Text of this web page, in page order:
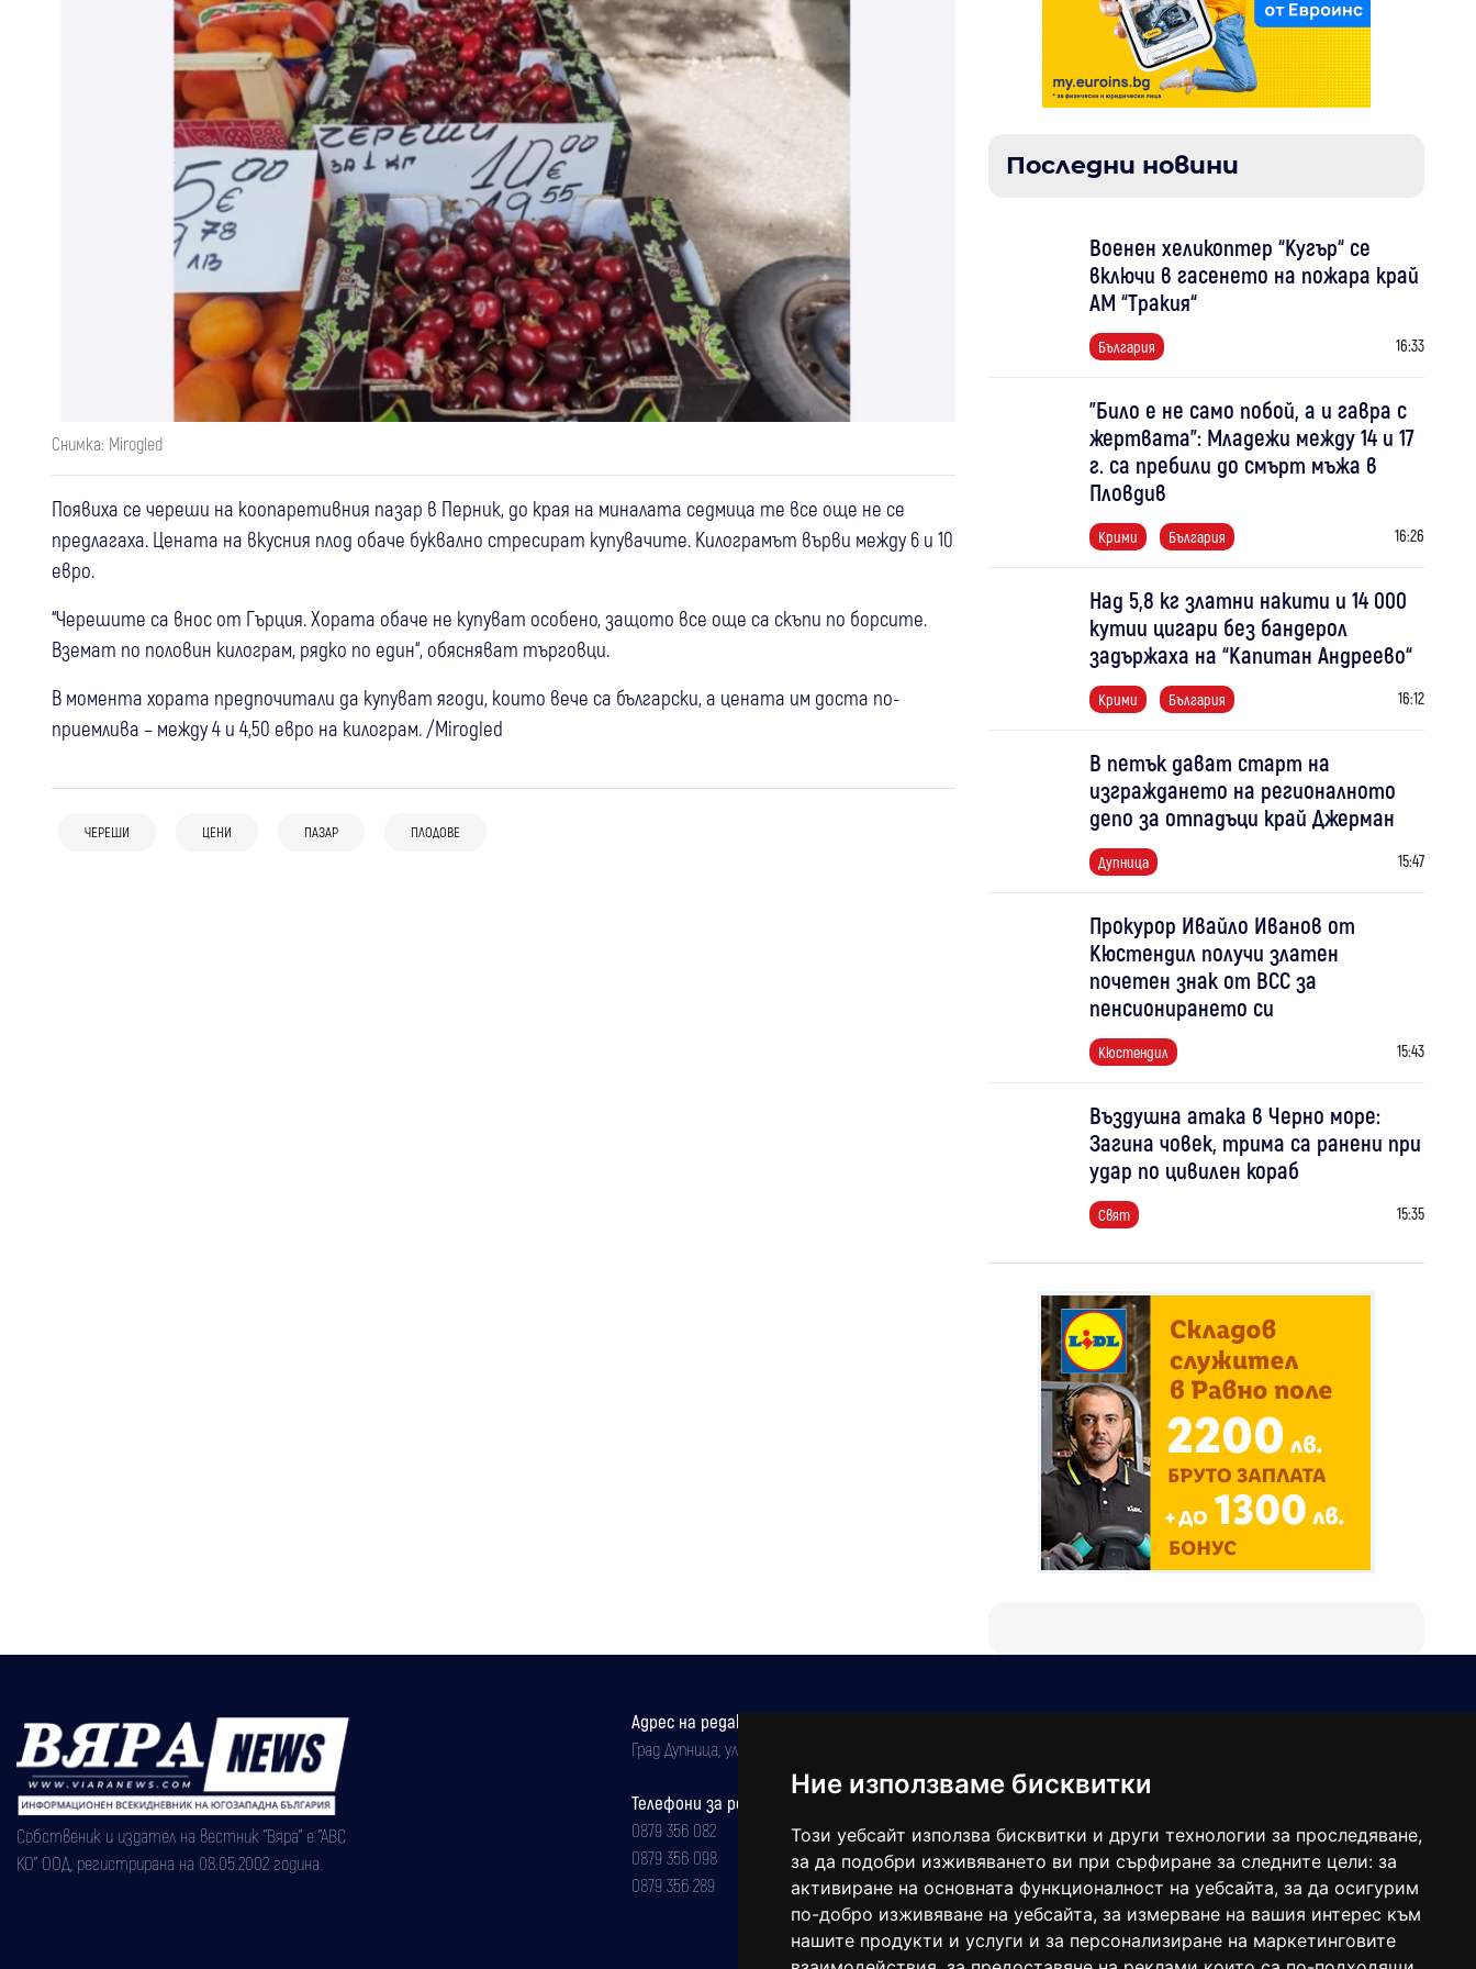
Ние използваме бисквитки
Този уебсайт използва бисквитки и други технологии за проследяване,
за да подобри изживяването ви при сърфиране за следните цели: за
активиране на основната функционалност на уебсайта, за да осигурим
по-добро изживяване на уебсайта, за измерване на вашия интерес към
нашите продукти и услуги и за персонализиране на маркетинговите
Снимка: Mirogled
Появиха се череши на коопаретивния пазар в Перник, до края на миналата седмица те все още не се
предлагаха. Цената на вкусния плод обаче буквално стресират купувачите. Килограмът върви между 6 и 10
евро.
“Черешите са внос от Гърция. Хората обаче не купуват особено, защото все още са скъпи по борсите.
Вземат по половин килограм, рядко по един“, обясняват търговци.
В момента хората предпочитали да купуват ягоди, които вече са български, а цената им доста по-
приемлива – между 4 и 4,50 евро на килограм. /Mirogled
ЧЕРЕШИ ЦЕНИ ПАЗАР ПЛОДОВЕ
Започват масови проверки за вноса на
Турция и Северна Македония
България 01 авг
минималната заплата и стажа: Над
С 30% нагоре: Годишната винетка
1,5 млн. работещи българи изнемогват
Последни новини
Военен хеликоптер “Кугър“ се
включи в гасенето на пожара край
АМ “Тракия“
България 16:33
"Било е не само побой, а и гавра с
жертвата": Младежи между 14 и 17
г. са пребили до смърт мъжа в
Пловдив
Крими България 16:26
Над 5,8 кг златни накити и 14 000
кутии цигари без бандерол
задържаха на “Капитан Андреево“
Крими България 16:12
В петък дават старт на
изграждането на регионалното
депо за отпадъци край Джерман
Дупница 15:47
Прокурор Ивайло Иванов от
Кюстендил получи златен
почетен знак от ВСС за
пенсионирането си
Кюстендил 15:43
Въздушна атака в Черно море:
Загина човек, трима са ранени при
удар по цивилен кораб
Свят 15:35
Собственик и издател на вестник "Вяра" е "АВС
КО" ООД, регистрирана на 08.05.2002 година.
Адрес на редакцията
Град Дупница, ул.''Христо Ботев" 43
Телефони за реклама и абонаменти
0879 356 082
0879 356 098
0879 356 289
balgarkanews@gmail.com